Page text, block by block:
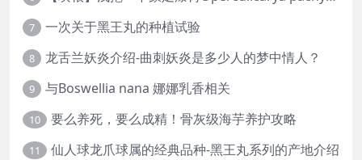
7 一次关于黑王丸的种植试验
8 龙舌兰妖炎介绍-曲刺妖炎是多少人的梦中情人？
9 与Boswellia nana 娜娜乳香相关
10 要么养死，要么成精！骨灰级海芋养护攻略
11 仙人球龙爪球属的经典品种-黑王丸系列的产地介绍